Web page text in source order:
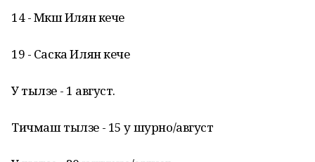
14 - Мӱкш Илян кече
19 - Саска Илян кече
У тылзе - 1 август.
Тичмаш тылзе - 15 у шурно/август